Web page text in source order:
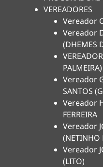
VEREADORES
Vereador
Vereador
(DHEMES
PALMEIRA)
Vereador
SANTOS
Vereador
FERREIRA
Vereador
(NETINHO
Vereador
(LITO)